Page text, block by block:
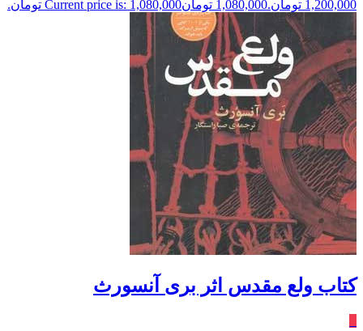
1,200,000 تومان.
1,080,000 تومانCurrent price is: 1,080,000 تومان.
کتاب ولع مقدس اثر بری آنسورث